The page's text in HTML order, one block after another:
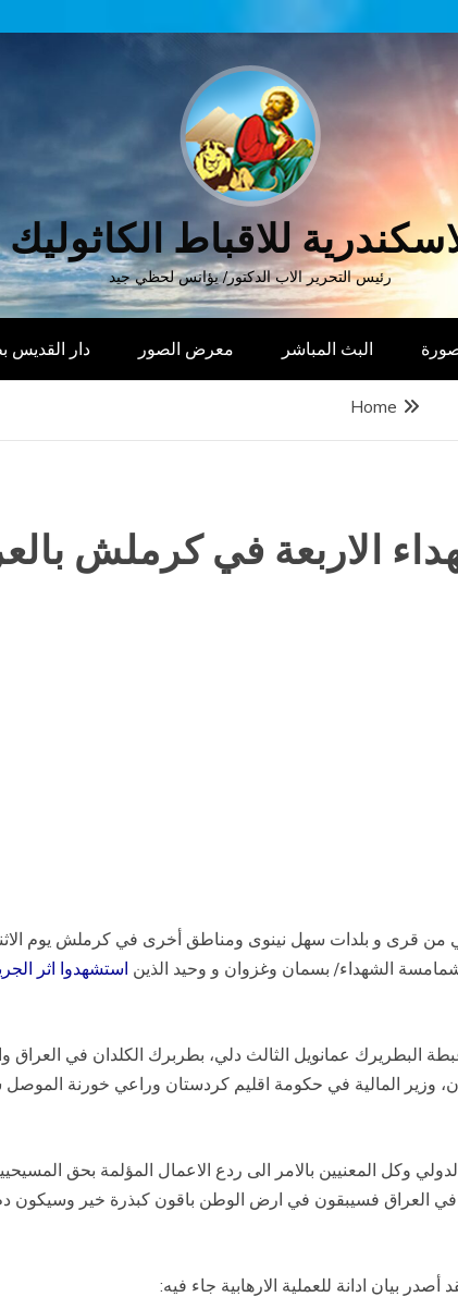
للاقباط
رئيس التحرير الاب الدكتور/ يؤانس لحظي جيد
البث المباشر معرض الصور دار
Home
الاربعة في كرملش
الشهداء/ بسمان وغزوان و وحيد الذين
عمانويل الثالث دلي، بطربرك الكلدان في العراق
وزير المالية في حكومة اقليم كردستان وراعي خورنة
وكل المعنيين بالامر الى ردع الاعمال المؤلمة بحق
العراق فسيبقون في ارض الوطن باقون كبذرة خير وسيكون دم
بيان ادانة للعملية الارهابية جاء فيه: